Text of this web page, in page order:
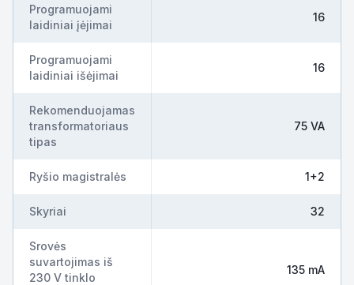
Programuojami
laidiniai įėjimai
16
Programuojami
laidiniai išėjimai
16
Rekomenduojamas
transformatoriaus
tipas
75 VA
Ryšio magistralės 1+2
Skyriai 32
Srovės
suvartojimas iš
230 V tinklo
135 mA